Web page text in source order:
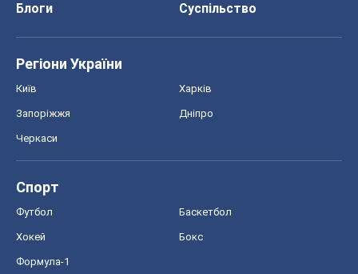
Блоги
Суспільство
Регіони України
Київ Харків
Запоріжжя Дніпро
Черкаси
Спорт
Футбол Баскетбол
Хокей Бокс
Формула-1